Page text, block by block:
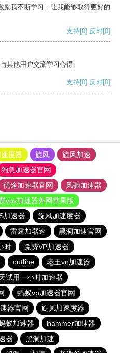
励我不断学习，让我能够取得更好的
支持[0] 反对[0]
其他用户交流学习心得。
支持[0] 反对[0]
度器 旋风
旋风加速
狗急加速器官网
优途加速器官网
风驰加速器
vps加速器外网苹果版
加速器
旋风加速度器
雷霆加器速
黑洞加速官网
时
免费VP加速器
outline
老王vn加速器
试用一小时加速器
蚂蚁vp加速器官网
器官网
旋风加速度器
蚁加速器
hammer加速器
器
黑洞加速